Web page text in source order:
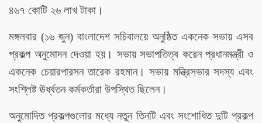
৪৬৭ কোটি ২৬ লাখ টাকা।
মঙ্গলবার (১৬ জুন) বাংলাদেশ সচিবালয়ে অনুষ্ঠিত একনেক সভায় এসব
প্রকল্প অনুমোদন দেওয়া হয়। সভায় সভাপতিত্ব করেন প্রধানমন্ত্রী ও
একনেক চেয়ারপারসন তারেক রহমান। সভায় মন্ত্রিসভার সদস্য এবং
সংশ্লিষ্ট ঊর্ধ্বতন কর্মকর্তারা উপস্থিত ছিলেন।
অনুমোদিত প্রকল্পগুলোর মধ্যে নতুন তিনটি এবং সংশোধিত দুটি প্রকল্প